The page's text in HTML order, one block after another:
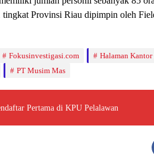
tingkat Provinsi Riau dipimpin oleh
Fokusinvestigasi.com
Halaman
PT Musim Mas
Pertama di KPU Pelalawan